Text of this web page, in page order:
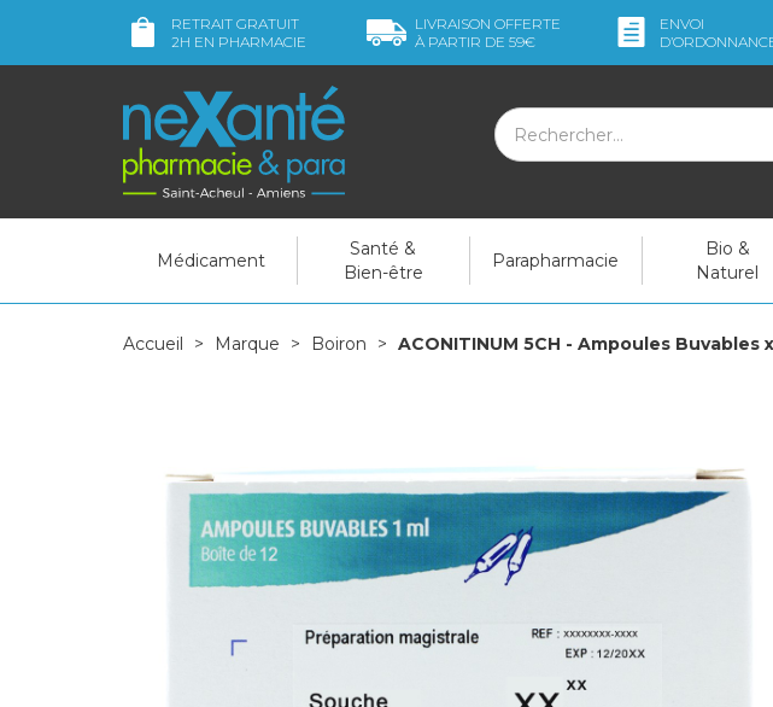
RETRAIT GRATUIT
2H EN PHARMACIE
LIVRAISON OFFERTE
À PARTIR DE 59€
ENVOI
D’ORDO
Médicament
Santé &
Bien-être
Parapharmacie
Bio &
Naturel
Accueil Marque Boiron ACONITINUM 5CH - Ampoules Buvables